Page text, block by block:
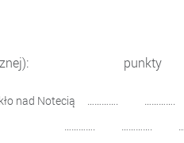
alfabetycznej):
Nakło nad Notecią ………….
Toruń …………. ………….